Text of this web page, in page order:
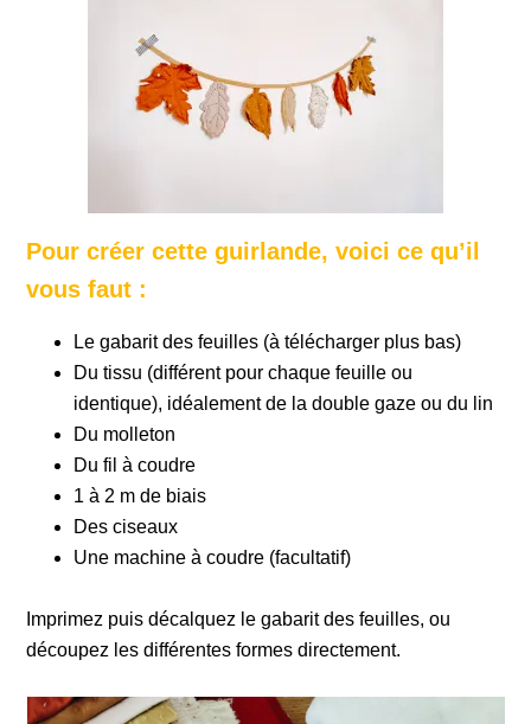
Pour créer cette guirlande, voici ce qu’il
vous faut :
Le gabarit des feuilles (à télécharger plus bas)
Du tissu (différent pour chaque feuille ou
identique), idéalement de la double gaze ou du lin
Du molleton
Du fil à coudre
1 à 2 m de biais
Des ciseaux
Une machine à coudre (facultatif)
Imprimez puis décalquez le gabarit des feuilles, ou
découpez les différentes formes directement.